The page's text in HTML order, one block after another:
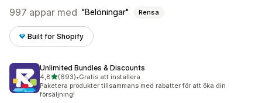
997 appar med Belöningar Rensa
Built for Shopify
Unlimited Bundles & Discounts
4,8av 5 stjärnor
(693)
693 recensioner totalt
•Gratis att installera
Paketera produkter tillsammans med rabatter för att öka din
försäljning!